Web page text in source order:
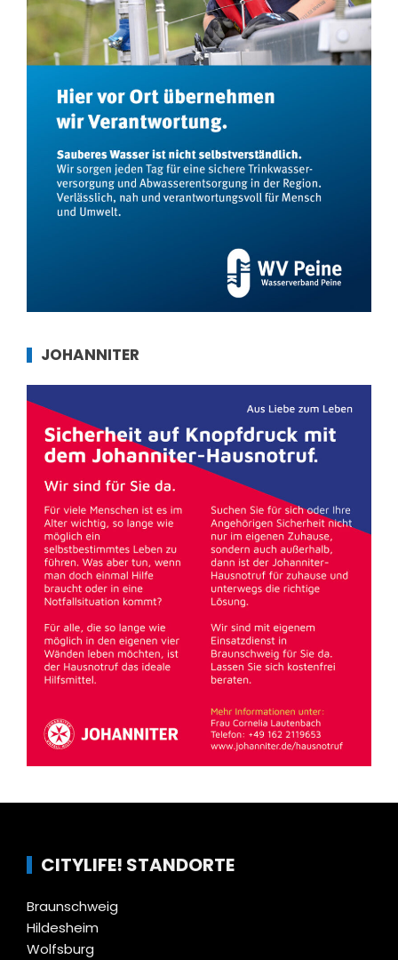
JOHANNITER
CITYLIFE! STANDORTE
Braunschweig
Hildesheim
Wolfsburg